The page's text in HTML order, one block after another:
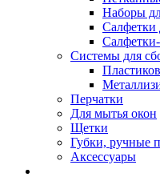
Наборы
Салфетки
Системы для
Перчатки
Для мытья окон
Щетки
Губки, ручные
Аксессуары